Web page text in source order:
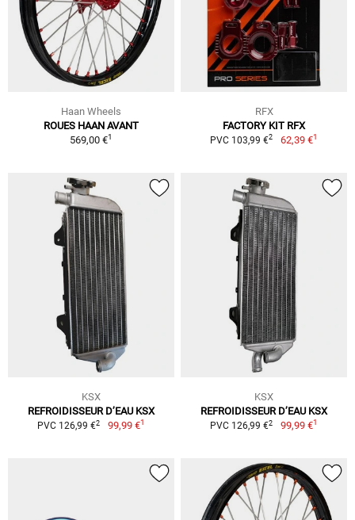
Haan Wheels
ROUES HAAN AVANT
569,00 €1
RFX
FACTORY KIT RFX
PVC 103,99 €2 62,39 €1
KSX
REFROIDISSEUR D’EAU KSX
PVC 126,99 €2 99,99 €1
KSX
REFROIDISSEUR D’EAU KSX
PVC 126,99 €2 99,99 €1